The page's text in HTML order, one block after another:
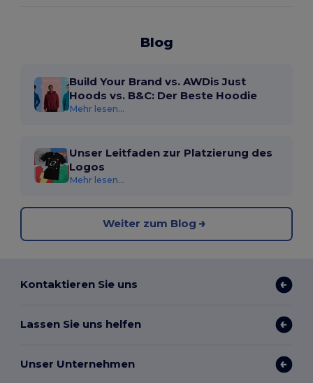
Blog
Build Your Brand vs. AWDis Just
Hoods vs. B&C: Der Beste Hoodie
Mehr lesen...
Unser Leitfaden zur Platzierung des
Logos
Mehr lesen...
Weiter zum Blog
Kontaktieren Sie uns
Lassen Sie uns helfen
Unser Unternehmen